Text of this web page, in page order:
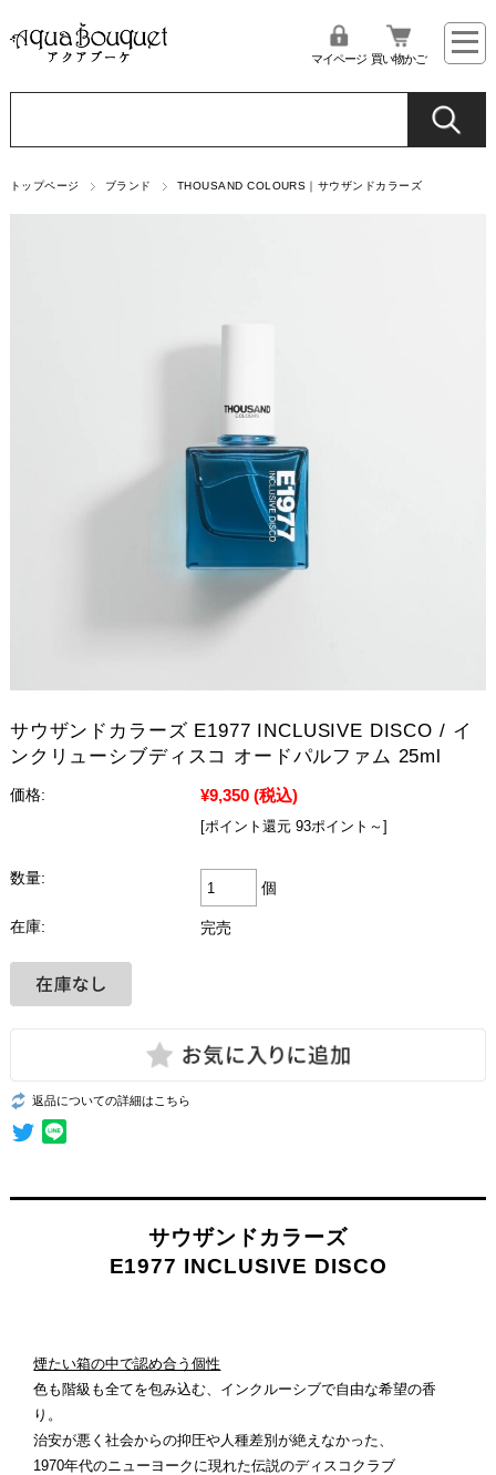
マイページ 買い物かご
トップページ ブランド THOUSAND COLOURS｜サウザンドカラーズ
サウザンドカラーズ E1977 INCLUSIVE DISCO / イ
ンクリューシブディスコ オードパルファム 25ml
価格: ¥9,350 (税込)
[ポイント還元 93ポイント～]
数量:
個
在庫: 完売
返品についての詳細はこちら
サウザンドカラーズ
E1977 INCLUSIVE DISCO
煙たい箱の中で認め合う個性
色も階級も全てを包み込む、インクルーシブで自由な希望の香
り。
治安が悪く社会からの抑圧や人種差別が絶えなかった、
1970年代のニューヨークに現れた伝説のディスコクラブ